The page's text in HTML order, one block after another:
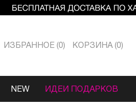
ИЗБРАННОЕ 0 КОРЗИНА 0
NEW ИДЕИ ПОДАРКОВ